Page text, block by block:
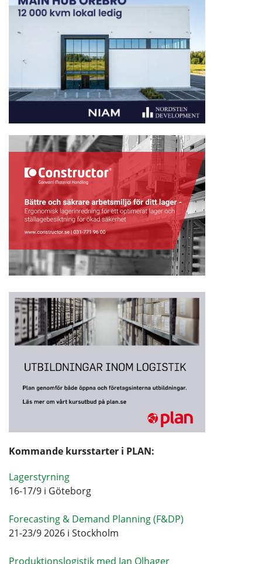
Kommande kursstarter i PLAN:
Lagerstyrning
16-17/9 i Göteborg
Forecasting & Demand Planning (F&DP)
21-23/9 2026 i Stockholm
Produktionslogistik med Jan Olhager